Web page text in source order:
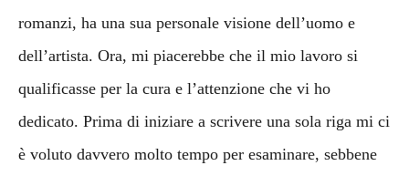
romanzi, ha una sua personale visione dell’uomo e
dell’artista. Ora, mi piacerebbe che il mio lavoro si
qualificasse per la cura e l’attenzione che vi ho
dedicato. Prima di iniziare a scrivere una sola riga mi ci
è voluto davvero molto tempo per esaminare, sebbene